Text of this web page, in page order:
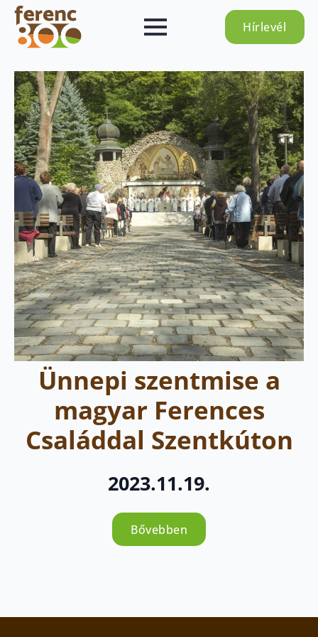
Hírlevél
Ünnepi szentmise a
magyar Ferences
Családdal Szentkúton
2023.11.19.
Bővebben